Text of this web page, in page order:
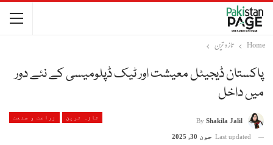
Home
تازہ ترین
پاکستان ڈیجیٹل معیشت اور ٹیک ڈپلومیسی کے نئے دور
میں داخل
تازہ ترین زراعت و صنعت By Shakila Jalil
Last updated جون 30, 2025